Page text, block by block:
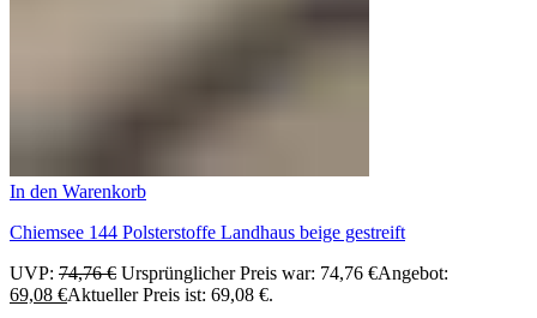
In den Warenkorb
Chiemsee 144 Polsterstoffe Landhaus beige gestreift
UVP: 74,76€ Ursprünglicher Preis war: 74,76 €Angebot:
69,08 €Aktueller Preis ist: 69,08 €.